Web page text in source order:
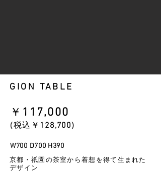
GION TABLE
​￥ 117,000
​(税込￥ 128,700)
W700 D700 H390
京都・祇園の茶室から着想を得て生まれた
デザイン